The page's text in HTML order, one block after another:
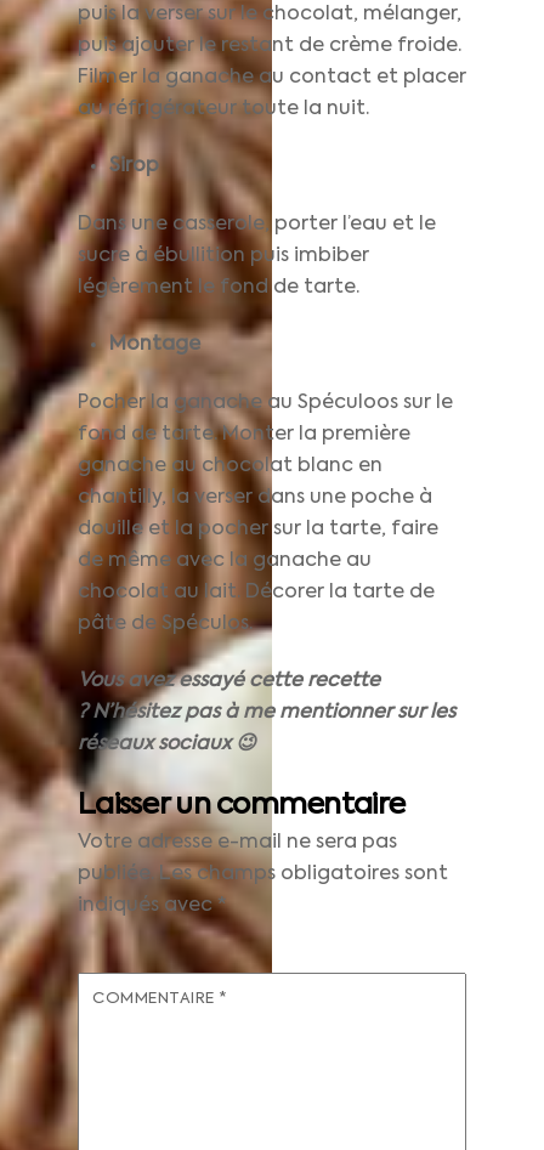
puis la verser sur le chocolat, mélanger,
puis ajouter le restant de crème froide.
Filmer la ganache au contact et placer
au réfrigérateur toute la nuit.
Sirop
Dans une casserole, porter l’eau et le
sucre à ébullition puis imbiber
légèrement le fond de tarte.
Montage
Pocher la ganache au Spéculoos sur le
fond de tarte. Monter la première
ganache au chocolat blanc en
chantilly, la verser dans une poche à
douille et la pocher sur la tarte, faire
de même avec la ganache au
chocolat au lait. Décorer la tarte de
pâte de Spéculos.
Vous avez essayé cette recette
? N’hésitez pas à me mentionner sur les
réseaux sociaux 😉
Laisser un commentaire
Votre adresse e-mail ne sera pas
publiée. Les champs obligatoires sont
indiqués avec*
COMMENTAIRE *